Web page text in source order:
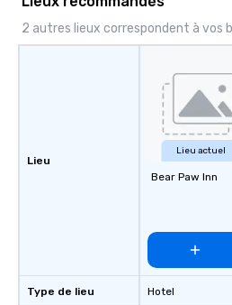
2 autres lieux correspondent à vos
Lieu
Type de lieu
Lieu actuel
Bear Paw Inn
Hotel